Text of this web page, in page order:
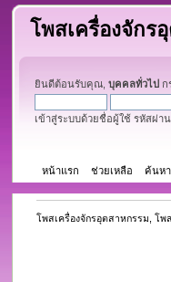
โพสเครื่องจักร
ยินดีต้อนรับคุณ,บุคคลทั่วไป ก
เข้าสู่ระบบด้วยชื่อผู้ใช้ รหัสผ่า
หน้าแรก ช่วยเหลือ ค้นหา
โพสเครื่องจักรอุตสาหกรรม, โ